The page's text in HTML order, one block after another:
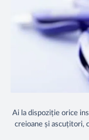
Ai la dispoziție orice
creioane și ascuțitori,